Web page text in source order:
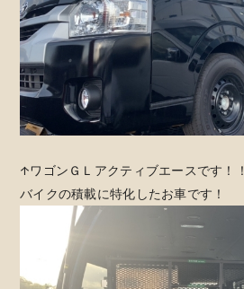
↑ワゴンＧＬアクティブエースです！！
バイクの積載に特化したお車です！